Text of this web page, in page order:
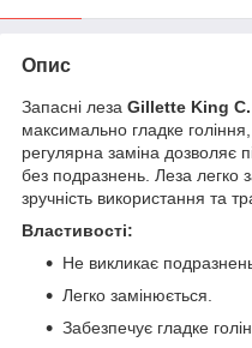
Опис
Запасні леза Gillette King
максимально гладке
регулярна заміна дозволяє
без подразнень. Леза легко
зручність використання та
Властивості:
Не викликає
Легко замінюється.
Забезпечує гладке